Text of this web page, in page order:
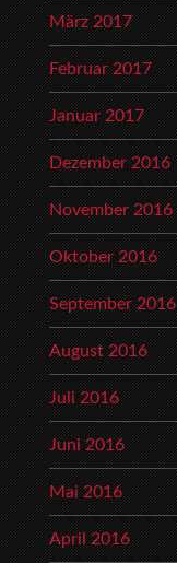
März 2017
Februar 2017
Januar 2017
Dezember 2016
November 2016
Oktober 2016
September 2016
August 2016
Juli 2016
Juni 2016
Mai 2016
April 2016